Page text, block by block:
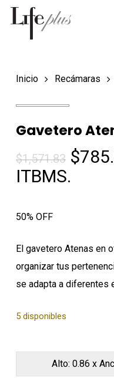
Skip
Búsqueda
productos
Inicio Recámaras
Gavetero
$1,571.83 El
$
ITBMS.
50% OFF
El gavetero Atenas en
organizar tus
se adapta a diferentes
5 disponibles
Alto: 0.86 x